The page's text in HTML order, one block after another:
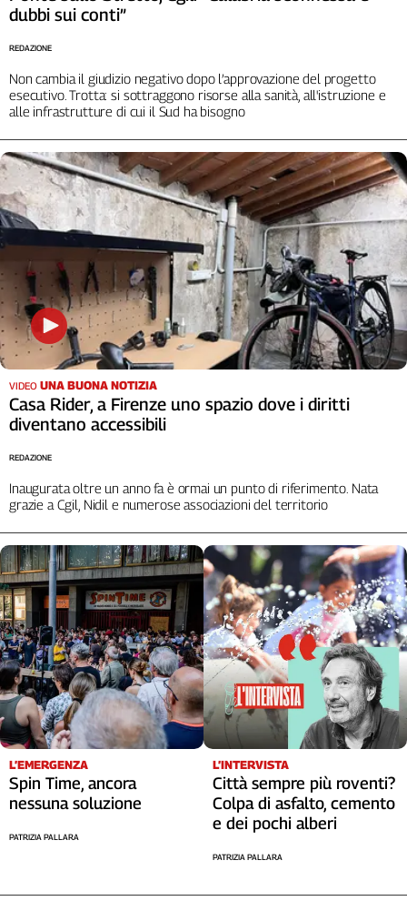
Liguria
Marche
Piemonte
Puglia
Toscana
Trentino
Umbria
D'Aosta
Veneto
Archivio
Storico
1955-
2014
Cerca
Contatti
La
redazione
Newsletter
Social
dubbi sui conti”
Non cambia il giudizio negativo dopo l’approvazione del progetto
esecutivo. Trotta: si sottraggono risorse alla sanità, all'istruzione e
alle infrastrutture di cui il Sud ha bisogno
REDAZIONE
VIDEO UNA BUONA NOTIZIA
Casa Rider, a Firenze uno spazio dove i diritti
diventano accessibili
Inaugurata oltre un anno fa è ormai un punto di riferimento. Nata
grazie a Cgil, Nidil e numerose associazioni del territorio
REDAZIONE
L’EMERGENZA
Spin Time, ancora
nessuna soluzione
PATRIZIA PALLARA
L’INTERVISTA
Città sempre più roventi?
Colpa di asfalto, cemento
e dei pochi alberi
PATRIZIA PALLARA